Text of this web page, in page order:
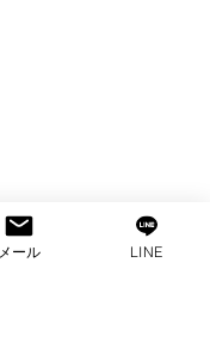
メール LINE